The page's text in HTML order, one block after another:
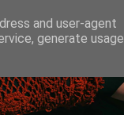
and user-agent
generate usage